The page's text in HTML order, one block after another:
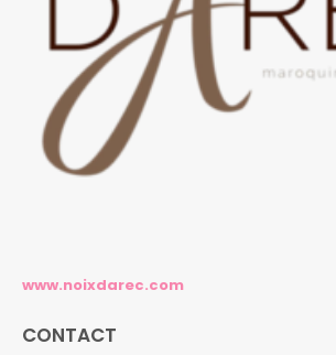
www.noixdarec.com
CONTACT